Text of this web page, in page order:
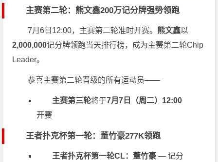
主赛第二轮：熊文鑫200万记分牌强势领跑
7月6日12:00，主赛第二轮准时开赛。 熊文鑫以
2,000,000记分牌领跑当天排行榜，成为主赛第二轮Chip
Leader。
恭喜主赛第二轮晋级的所有运动员——
主赛第三轮将于7月7日（周二）12:00
开赛
王者扑克杯第一轮：董竹豪277K领跑
王者扑克杯第一轮CL：董竹豪 — 记分